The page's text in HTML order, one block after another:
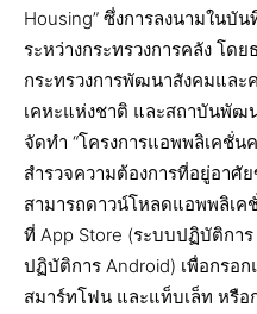
Housing” ซึ่งการลงนามในบั
ระหว่างกระทรวงการคลัง โด
กระทรวงการพัฒนาสังคมแล
เคหะแห่งชาติ และสถาบันพัฒ
จัดทำ “โครงการแอพพลิเคชั่น
สำรวจความต้องการที่อยู่อาศั
สามารถดาวน์โหลดแอพพลิเค
ที่ App Store (ระบบปฏิบัติการ
ปฏิบัติการ Android) เพื่อกรอ
สมาร์ทโฟน และแท็บเล็ท หรือ